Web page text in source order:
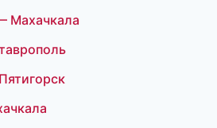
Махачкала